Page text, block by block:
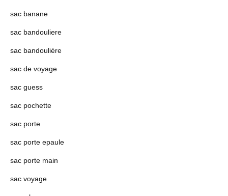
sac banane
sac bandouliere
sac bandoulière
sac de voyage
sac guess
sac pochette
sac porte
sac porte epaule
sac porte main
sac voyage